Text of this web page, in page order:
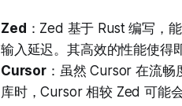
Zed ：Zed 基于 Rust 编写，
输入延迟。其高效的性能使得
Cursor：虽然 Cursor 在流畅
库时，Cursor 相较 Zed 可能会